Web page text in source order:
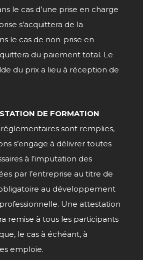
le cas d’une prise en charge
s’acquittera de la
le cas de non-prise en
du paiement total. Le
du prix a lieu à réception de
DE FORMATION
sont remplies,
s’engage à délivrer toutes
à l’imputation des
par l’entreprise au titre de
au développement
Une attestation
remise à tous les participants
le cas à échéant, à
emploie.